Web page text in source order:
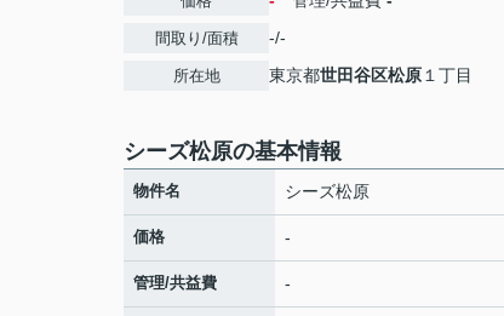
間取り/面積 -/-
所在地 東京都世田谷区松原 １丁目
シーズ松原の基本情報
物件名 シーズ松原
価格 -
管理/共益費 -